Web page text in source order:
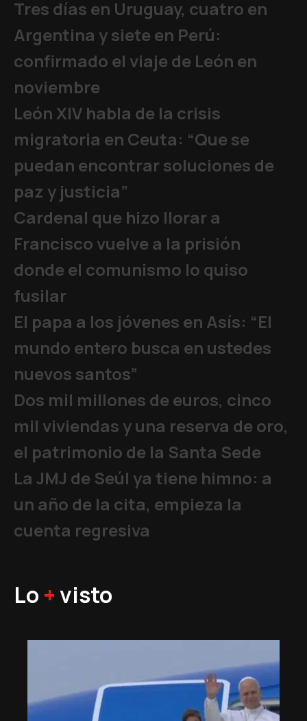
Tres días en Uruguay, cuatro en
Argentina y siete en Perú:
confirmado el viaje de León en
noviembre
León XIV habla de la crisis
migratoria en Ceuta: “Que se
puedan encontrar soluciones de
paz y justicia”
Cardenal que hizo llorar a
Francisco vuelve a la prisión
donde el comunismo lo quiso
fusilar
El papa a los jóvenes en Asís: “El
mundo entero busca en ustedes
nuevos santos”
Dos mil millones de euros, cinco
mil viviendas y una reserva de oro,
el patrimonio de la Santa Sede
La JMJ de Seúl ya tiene himno: a
un año de la cita, empieza la
cuenta regresiva
Lo +visto